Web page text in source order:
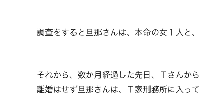
調査をすると旦那さんは、本命の女１人と
それから、数か月経過した先日、Ｔさんか
離婚はせず旦那さんは、Ｔ家刑務所に入って